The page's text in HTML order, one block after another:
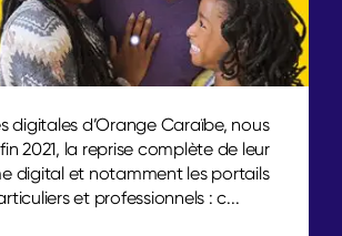
digitales d’Orange Caraïbe, nous
2021, la reprise complète de leur
digital et notamment les portails
et professionnels : c...